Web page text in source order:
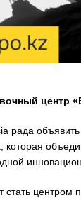
центр
рада объявить
которая
центром